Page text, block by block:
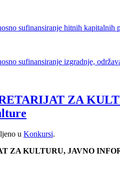
sufinansiranje hitnih
sufinansiranje izgradnje,
ZA
u Konkursi.
ZA KULTURU, JAVNO